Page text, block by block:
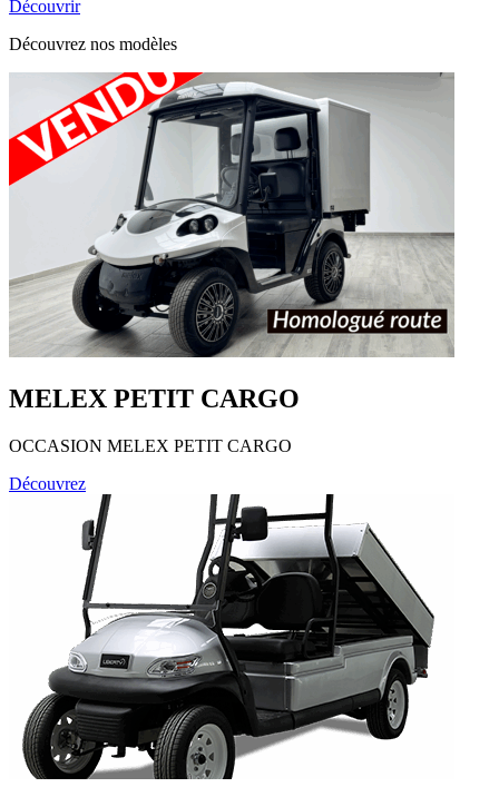
Découvrir
Découvrez nos modèles
MELEX PETIT CARGO
OCCASION MELEX PETIT CARGO
Découvrez